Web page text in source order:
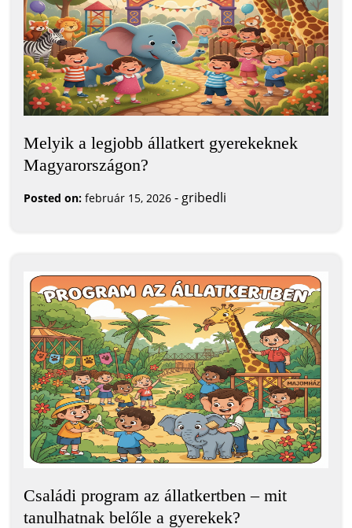
Melyik a legjobb állatkert gyerekeknek
Magyarországon?
Posted on: február 15, 2026 - gribedli
Családi program az állatkertben – mit
tanulhatnak belőle a gyerekek?